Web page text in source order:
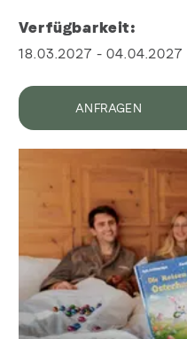
Verfügbarkeit
18.03.2027 -04.04.2027
ANFRAGEN